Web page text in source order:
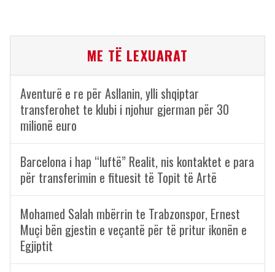
ME TË LEXUARAT
Aventurë e re për Asllanin, ylli shqiptar
transferohet te klubi i njohur gjerman për 30
milionë euro
Barcelona i hap “luftë” Realit, nis kontaktet e para
për transferimin e fituesit të Topit të Artë
Mohamed Salah mbërrin te Trabzonspor, Ernest
Muçi bën gjestin e veçantë për të pritur ikonën e
Egjiptit